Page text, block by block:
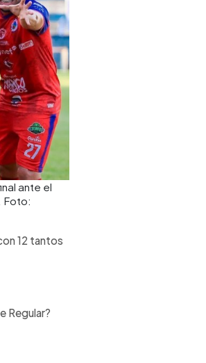
ante el
Foto:
12 tantos
Regular?